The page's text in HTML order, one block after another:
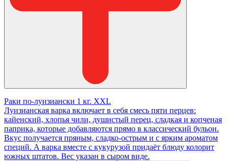
Раки по-луизиански 1 кг. XXL
Луизианская варка включает в себя смесь пяти перцев:
кайенский, хлопья чили, душистый перец, сладкая и копченая
паприка, которые добавляются прямо в классический бульон.
Вкус получается пряным, сладко-острым и с ярким ароматом
специй. А варка вместе с кукурузой придаёт блюду колорит
южных штатов. Вес указан в сыром виде.